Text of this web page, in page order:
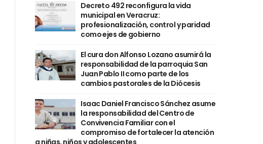
Decreto 492 reconfigura la vida
municipal en Veracruz:
profesionalización, control y paridad
como ejes de gobierno
El cura don Alfonso Lozano asumirá la
responsabilidad de la parroquia San
Juan Pablo II como parte de los
cambios pastorales de la Diócesis
Isaac Daniel Francisco Sánchez asume
la responsabilidad del Centro de
Convivencia Familiar con el
compromiso de fortalecer la atención
a niñas, niños y adolescentes